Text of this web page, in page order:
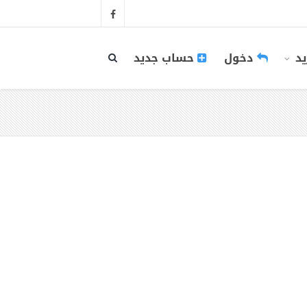
دخول حساب جديد